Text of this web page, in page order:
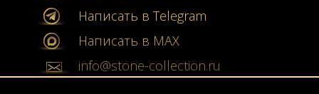
Написать в Telegram
Написать в MAX
info@stone-collection.ru